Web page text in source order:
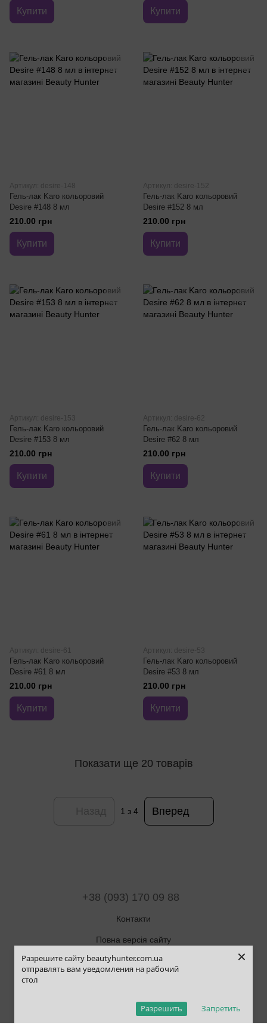
Разрешите сайту beautyhunter.com.ua
отправлять вам уведомления на рабочий
стол
Запретить
Разрешить
×
Купити Купити
Артикул: desire-148
Гель-лак Karo кольоровий
Desire #148 8 мл
210.00 грн
Купити
Артикул: desire-152
Гель-лак Karo кольоровий
Desire #152 8 мл
210.00 грн
Купити
Артикул: desire-153
Гель-лак Karo кольоровий
Desire #153 8 мл
210.00 грн
Купити
Артикул: desire-62
Гель-лак Karo кольоровий
Desire #62 8 мл
210.00 грн
Купити
Артикул: desire-61
Гель-лак Karo кольоровий
Desire #61 8 мл
210.00 грн
Купити
Артикул: desire-53
Гель-лак Karo кольоровий
Desire #53 8 мл
210.00 грн
Купити
Показати ще 20 товарів
1 з 4 Вперед
+38 (093) 170 09 88
Контакти
Повна версія сайту
Мапа сайту
Eng Pol